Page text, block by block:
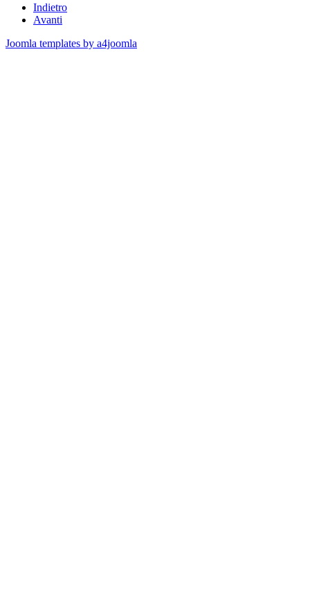
Indietro
Avanti
Joomla templates by a4joomla